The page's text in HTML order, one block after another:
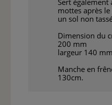
Sert également
mottes après
un sol non
Dimension du
200 mm
largeur 140 mm
Manche en
130cm.